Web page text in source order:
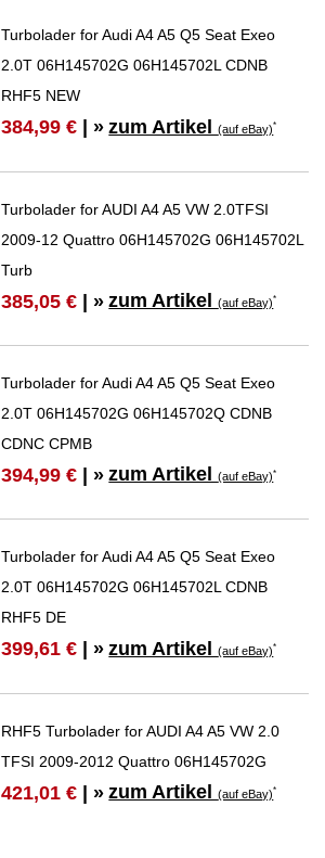
Turbolader for Audi A4 A5 Q5 Seat Exeo
2.0T 06H145702G 06H145702L CDNB
RHF5 NEW
384,99 € | » zum Artikel(auf eBay)*
Turbolader for AUDI A4 A5 VW 2.0TFSI
2009-12 Quattro 06H145702G 06H145702L
Turb
385,05 € | » zum Artikel(auf eBay)*
Turbolader for Audi A4 A5 Q5 Seat Exeo
2.0T 06H145702G 06H145702Q CDNB
CDNC CPMB
394,99 € | » zum Artikel(auf eBay)*
Turbolader for Audi A4 A5 Q5 Seat Exeo
2.0T 06H145702G 06H145702L CDNB
RHF5 DE
399,61 € | » zum Artikel(auf eBay)*
RHF5 Turbolader for AUDI A4 A5 VW 2.0
TFSI 2009-2012 Quattro 06H145702G
421,01 € | » zum Artikel(auf eBay)*